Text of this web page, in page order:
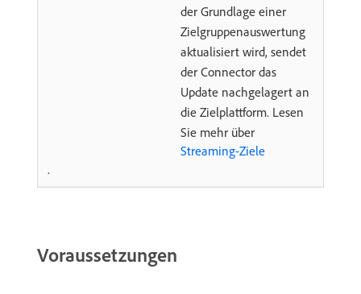
der Grundlage einer
Zielgruppenauswertung
aktualisiert wird, sendet
der Connector das
Update nachgelagert an
die Zielplattform. Lesen
Sie mehr über
Streaming-Ziele
.
Voraussetzungen